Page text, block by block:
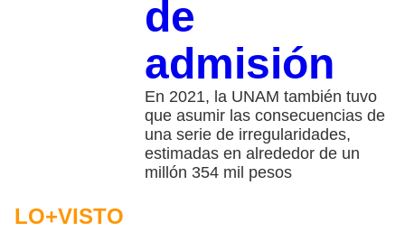
de
admisión
En 2021, la UNAM también tuvo
que asumir las consecuencias de
una serie de irregularidades,
estimadas en alrededor de un
millón 354 mil pesos
LO+VISTO